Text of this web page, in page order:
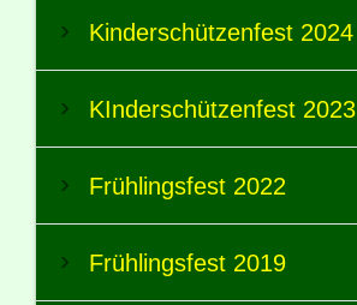
Kinderschützenfest 2024
KInderschützenfest 2023
Frühlingsfest 2022
Frühlingsfest 2019